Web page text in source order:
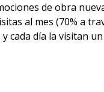
de obra
al mes (70% a
cada día la visitan